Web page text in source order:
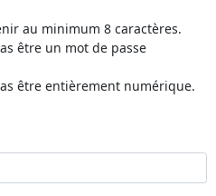
au minimum 8 caractères.
être un mot de passe
être entièrement numérique.